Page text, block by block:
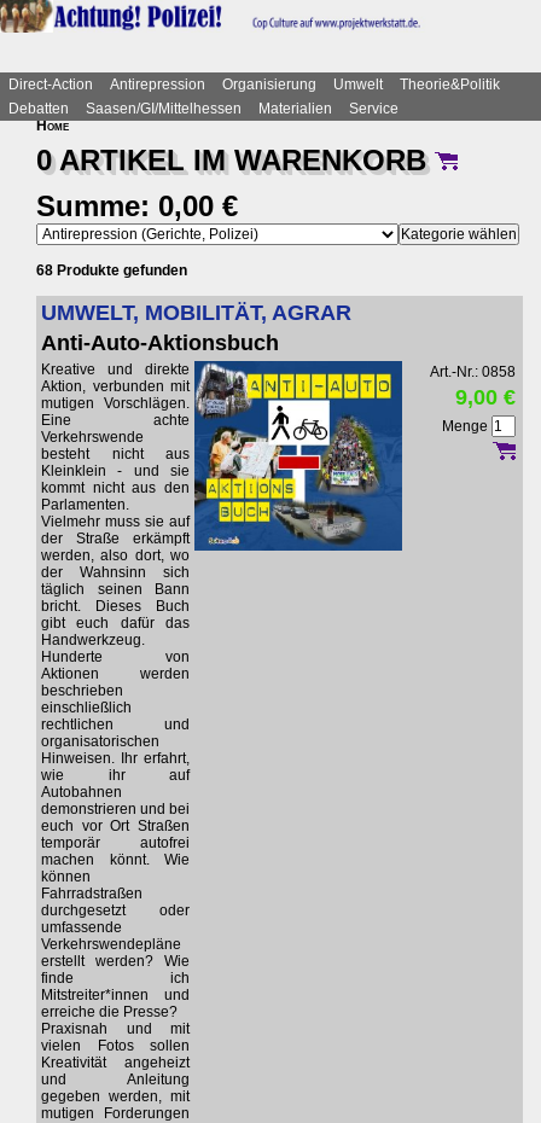
Direct-Action Antirepression Organisierung Umwelt
Theorie&Politik
Debatten
Saasen/GI/Mittelhessen Materialien
Service
Home
0 ARTIKEL IMWARENKORB
Summe: 0,00 €
68 Produkte gefunden
UMWELT, MOBILITÄT, AGRAR
Anti-Auto-Aktionsbuch
Kreative und direkte
Aktion, verbunden mit
mutigen Vorschlägen.
Eine achte
Verkehrswende
besteht nicht aus
Kleinklein - und sie
kommt nicht aus den
Parlamenten.
Vielmehr muss sie auf
der Straße erkämpft
werden, also dort, wo
der Wahnsinn sich
täglich seinen Bann
bricht. Dieses Buch
gibt euch dafür das
Handwerkzeug.
Hunderte von
Aktionen werden
beschrieben
einschließlich
rechtlichen und
organisatorischen
Hinweisen. Ihr erfahrt,
wie ihr auf
Autobahnen
demonstrieren und bei
euch vor Ort Straßen
temporär autofrei
machen könnt. Wie
können
Fahrradstraßen
durchgesetzt oder
umfassende
Verkehrswendepläne
erstellt werden? Wie
finde ich
Mitstreiter*innen und
erreiche die Presse?
Praxisnah und mit
vielen Fotos sollen
Kreativität angeheizt
und Anleitung
gegeben werden, mit
mutigen Forderungen
Art.-Nr.: 0858
9,00 €
Menge